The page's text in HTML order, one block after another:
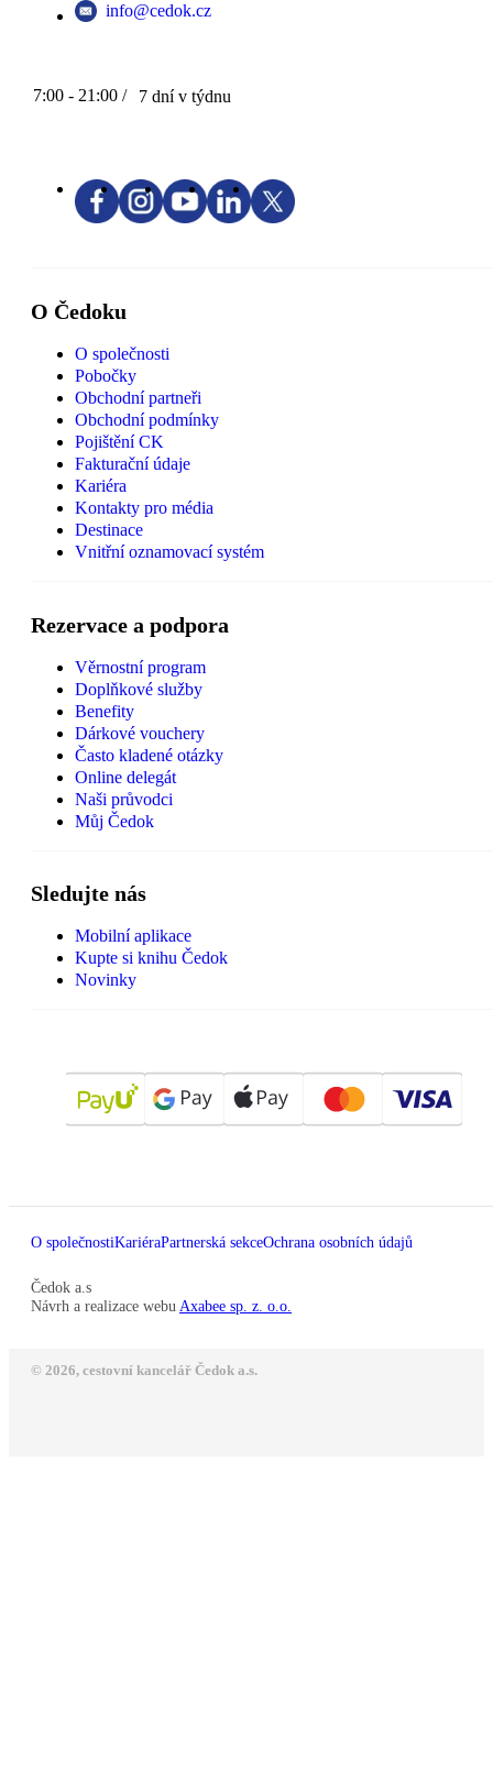
info@cedok.cz
7:00 - 21:00 / 7 dní v týdnu
O Čedoku
O společnosti
Pobočky
Obchodní partneři
Obchodní podmínky
Pojištění CK
Fakturační údaje
Kariéra
Kontakty pro média
Destinace
Vnitřní oznamovací systém
Rezervace a podpora
Věrnostní program
Doplňkové služby
Benefity
Dárkové vouchery
Často kladené otázky
Online delegát
Naši průvodci
Můj Čedok
Sledujte nás
Mobilní aplikace
Kupte si knihu Čedok
Novinky
O společnostiKariéraPartnerská sekceOchrana osobních údajů
Čedok a.s
Návrh a realizace webu Axabee sp. z. o.o.
© 2026, cestovní kancelář Čedok a.s.